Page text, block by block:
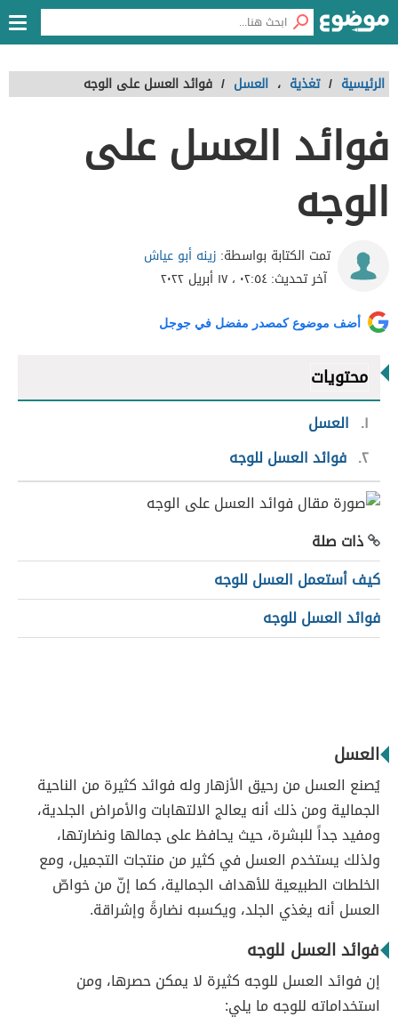
الرئيسية / تغذية ، العسل / فوائد العسل على الوجه
فوائد العسل على
الوجه
تمت الكتابة بواسطة: زينه أبو عياش
آخر تحديث:٠٢:٥٤ ، ١٧ أبريل ٢٠٢٢
أضف موضوع كمصدر مفضل في جوجل
محتويات
١
العسل
٢ فوائد العسل للوجه
ذات صلة
كيف أستعمل العسل للوجه
فوائد العسل للوجه
العسل
يُصنع العسل من رحيق الأزهار وله فوائد كثيرة من الناحية
الجمالية ومن ذلك أنه يعالج الالتهابات والأمراض الجلدية،
ومفيد جداً للبشرة، حيث يحافظ على جمالها ونضارتها،
ولذلك يستخدم العسل في كثير من منتجات التجميل، ومع
الخلطات الطبيعية للأهداف الجمالية، كما إنّ من خواصّ
العسل أنه يغذي الجلد، ويكسبه نضارةً وإشراقة.
فوائد العسل للوجه
إن فوائد العسل للوجه كثيرة لا يمكن حصرها، ومن
استخداماته للوجه ما يلي: